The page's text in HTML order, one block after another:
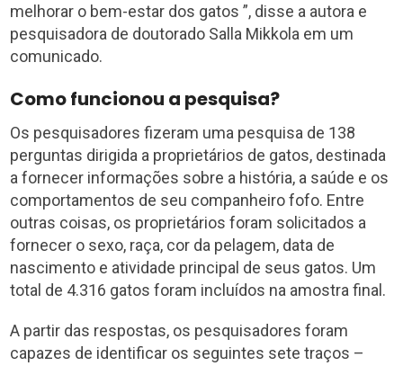
melhorar o bem-estar dos gatos ”, disse a autora e
pesquisadora de doutorado Salla Mikkola em um
comunicado.
Como funcionou a pesquisa?
Os pesquisadores fizeram uma pesquisa de 138
perguntas dirigida a proprietários de gatos, destinada
a fornecer informações sobre a história, a saúde e os
comportamentos de seu companheiro fofo. Entre
outras coisas, os proprietários foram solicitados a
fornecer o sexo, raça, cor da pelagem, data de
nascimento e atividade principal de seus gatos. Um
total de 4.316 gatos foram incluídos na amostra final.
A partir das respostas, os pesquisadores foram
capazes de identificar os seguintes sete traços –